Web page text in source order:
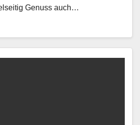
Genuss auch…